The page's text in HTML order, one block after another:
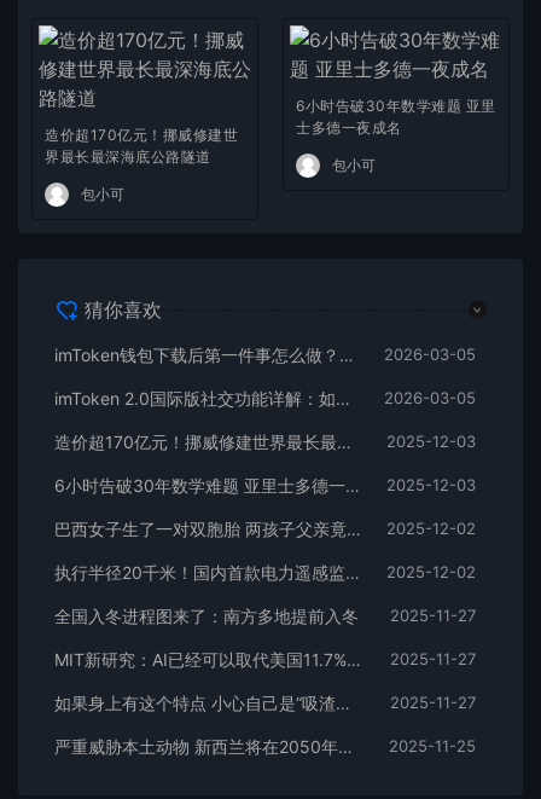
造价超170亿元！挪威修建世
界最长最深海底公路隧道
包小可
6小时告破30年数学难题 亚里
士多德一夜成名
包小可
猜你喜欢
imToken钱包下载后第一件事怎么做？安全备份助记词是关键 2026-03-05
imToken 2.0国际版社交功能详解：如何通过好友找回钱包？ 2026-03-05
造价超170亿元！挪威修建世界最长最深海底公路隧道 2025-12-03
6小时告破30年数学难题 亚里士多德一夜成名 2025-12-03
巴西女子生了一对双胞胎 两孩子父亲竟不是同一人！ 2025-12-02
执行半径20千米！国内首款电力遥感监测领域系留飞艇首飞 2025-12-02
全国入冬进程图来了：南方多地提前入冬 2025-11-27
MIT新研究：AI已经可以取代美国11.7%劳动力 2025-11-27
如果身上有这个特点 小心自己是“吸渣体质” 2025-11-27
严重威胁本土动物 新西兰将在2050年前消灭240万只野猫 2025-11-25